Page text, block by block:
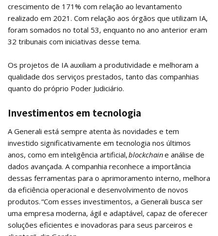
crescimento de 171% com relação ao levantamento
realizado em 2021. Com relação aos órgãos que utilizam IA,
foram somados no total 53, enquanto no ano anterior eram
32 tribunais com iniciativas desse tema.
Os projetos de IA auxiliam a produtividade e melhoram a
qualidade dos serviços prestados, tanto das companhias
quanto do próprio Poder Judiciário.
Investimentos em tecnologia
A Generali está sempre atenta às novidades e tem
investido significativamente em tecnologia nos últimos
anos, como em inteligência artificial,blockchaine análise de
dados avançada. A companhia reconhece a importância
dessas ferramentas para o aprimoramento interno, melhora
da eficiência operacional e desenvolvimento de novos
produtos. “Com esses investimentos, a Generali busca ser
uma empresa moderna, ágil e adaptável, capaz de oferecer
soluções eficientes e inovadoras para seus parceiros e